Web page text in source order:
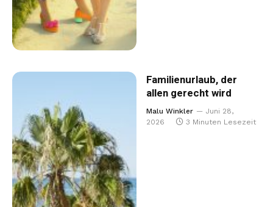
Familienurlaub, der
allen gerecht wird
Malu Winkler
Juni 28,
2026
3 Minuten Lesezeit